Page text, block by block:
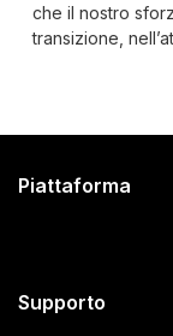
che il nostro
transizione,
Piattaforma
Supporto